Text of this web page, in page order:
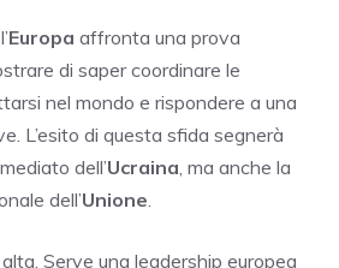
Europa affronta una prova
di saper coordinare le
nel mondo e rispondere a una
L’esito di questa sfida segnerà
dell’Ucraina , ma anche la
dell’Unione
Serve una leadership europea